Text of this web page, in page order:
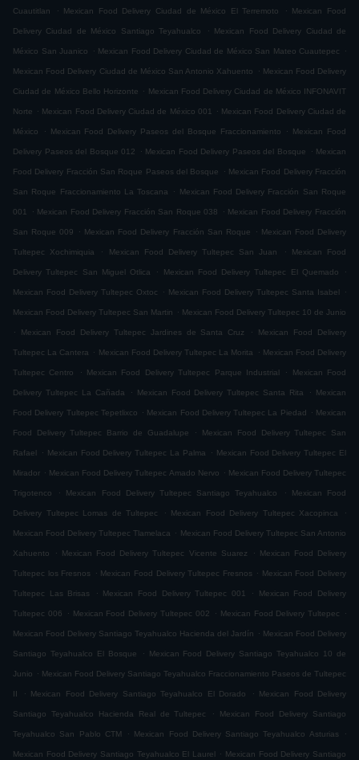
Cuautitlan . Mexican Food Delivery Ciudad de México El Terremoto . Mexican Food
Delivery Ciudad de México Santiago Teyahualco . Mexican Food Delivery Ciudad de
México San Juanico . Mexican Food Delivery Ciudad de México San Mateo Cuautepec .
Mexican Food Delivery Ciudad de México San Antonio Xahuento . Mexican Food Delivery
Ciudad de México Bello Horizonte . Mexican Food Delivery Ciudad de México INFONAVIT
Norte . Mexican Food Delivery Ciudad de México 001 . Mexican Food Delivery Ciudad de
México . Mexican Food Delivery Paseos del Bosque Fraccionamiento . Mexican Food
Delivery Paseos del Bosque 012 . Mexican Food Delivery Paseos del Bosque . Mexican
Food Delivery Fracción San Roque Paseos del Bosque . Mexican Food Delivery Fracción
San Roque Fraccionamiento La Toscana . Mexican Food Delivery Fracción San Roque
001 . Mexican Food Delivery Fracción San Roque 038 . Mexican Food Delivery Fracción
San Roque 009 . Mexican Food Delivery Fracción San Roque . Mexican Food Delivery
Tultepec Xochimiquia . Mexican Food Delivery Tultepec San Juan . Mexican Food
Delivery Tultepec San Miguel Otlica . Mexican Food Delivery Tultepec El Quemado .
Mexican Food Delivery Tultepec Oxtoc . Mexican Food Delivery Tultepec Santa Isabel .
Mexican Food Delivery Tultepec San Martin . Mexican Food Delivery Tultepec 10 de Junio
.
Mexican Food Delivery Tultepec Jardines de Santa Cruz . Mexican Food Delivery
Tultepec La Cantera . Mexican Food Delivery Tultepec La Morita . Mexican Food Delivery
Tultepec Centro . Mexican Food Delivery Tultepec Parque Industrial . Mexican Food
Delivery Tultepec La Cañada . Mexican Food Delivery Tultepec Santa Rita . Mexican
Food Delivery Tultepec Tepetlixco . Mexican Food Delivery Tultepec La Piedad . Mexican
Food Delivery Tultepec Barrio de Guadalupe . Mexican Food Delivery Tultepec San
Rafael . Mexican Food Delivery Tultepec La Palma . Mexican Food Delivery Tultepec El
Mirador . Mexican Food Delivery Tultepec Amado Nervo . Mexican Food Delivery Tultepec
Trigotenco . Mexican Food Delivery Tultepec Santiago Teyahualco . Mexican Food
Delivery Tultepec Lomas de Tultepec . Mexican Food Delivery Tultepec Xacopinca .
Mexican Food Delivery Tultepec Tlamelaca . Mexican Food Delivery Tultepec San Antonio
Xahuento . Mexican Food Delivery Tultepec Vicente Suarez . Mexican Food Delivery
Tultepec los Fresnos . Mexican Food Delivery Tultepec Fresnos . Mexican Food Delivery
Tultepec Las Brisas . Mexican Food Delivery Tultepec 001 . Mexican Food Delivery
Tultepec 006 . Mexican Food Delivery Tultepec 002 . Mexican Food Delivery Tultepec .
Mexican Food Delivery Santiago Teyahualco Hacienda del Jardín . Mexican Food Delivery
Santiago Teyahualco El Bosque . Mexican Food Delivery Santiago Teyahualco 10 de
Junio . Mexican Food Delivery Santiago Teyahualco Fraccionamiento Paseos de Tultepec
II . Mexican Food Delivery Santiago Teyahualco El Dorado . Mexican Food Delivery
Santiago Teyahualco Hacienda Real de Tultepec . Mexican Food Delivery Santiago
Teyahualco San Pablo CTM . Mexican Food Delivery Santiago Teyahualco Asturias .
Mexican Food Delivery Santiago Teyahualco El Laurel . Mexican Food Delivery Santiago